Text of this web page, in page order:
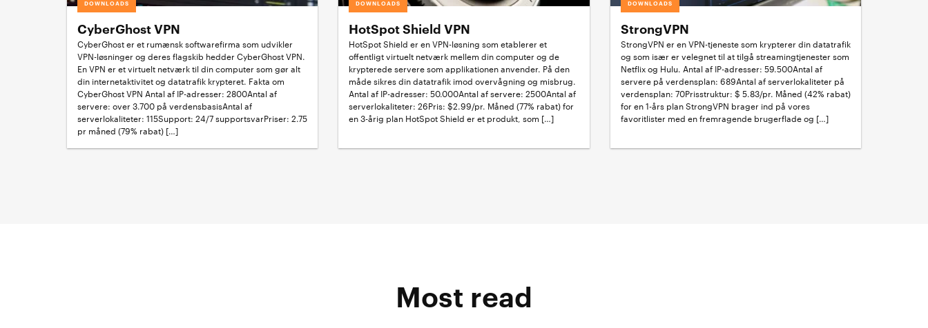
DOWNLOADS
CyberGhost VPN
CyberGhost er et rumænsk softwarefirma som udvikler
VPN-løsninger og deres flagskib hedder CyberGhost VPN.
En VPN er et virtuelt netværk til din computer som gør alt
din internetaktivitet og datatrafik krypteret. Fakta om
CyberGhost VPN Antal af IP-adresser: 2800Antal af
servere: over 3.700 på verdensbasisAntal af
serverlokaliteter: 115Support: 24/7 supportsvarPriser: 2.75
pr måned (79% rabat) […]
DOWNLOADS
HotSpot Shield VPN
HotSpot Shield er en VPN-løsning som etablerer et
offentligt virtuelt netværk mellem din computer og de
krypterede servere som applikationen anvender. På den
måde sikres din datatrafik imod overvågning og misbrug.
Antal af IP-adresser: 50.000Antal af servere: 2500Antal af
serverlokaliteter: 26Pris: $2.99/pr. Måned (77% rabat) for
en 3-årig plan HotSpot Shield er et produkt, som […]
DOWNLOADS
StrongVPN
StrongVPN er en VPN-tjeneste som krypterer din datatrafik
og som især er velegnet til at tilgå streamingtjenester som
Netflix og Hulu. Antal af IP-adresser: 59.500Antal af
servere på verdensplan: 689Antal af serverlokaliteter på
verdensplan: 70Prisstruktur: $ 5.83/pr. Måned (42% rabat)
for en 1-års plan StrongVPN brager ind på vores
favoritlister med en fremragende brugerflade og […]
Most read